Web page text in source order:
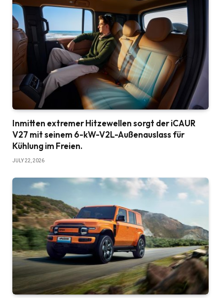
Inmitten extremer Hitzewellen sorgt der iCAUR
V27 mit seinem 6-kW-V2L-Außenauslass für
Kühlung im Freien.
JULY 22, 2026